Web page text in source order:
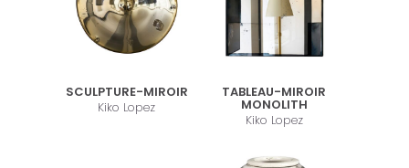
SCULPTURE-MIROIR
Kiko Lopez
TABLEAU-MIROIR
MONOLITH
Kiko Lopez